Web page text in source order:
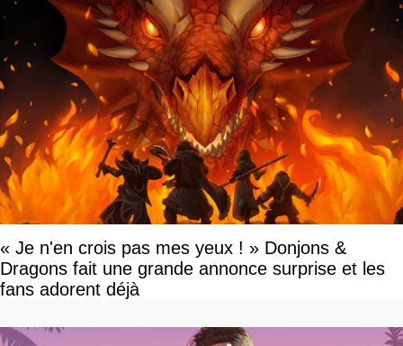
« Je n'en crois pas mes yeux ! » Donjons &
Dragons fait une grande annonce surprise et les
fans adorent déjà